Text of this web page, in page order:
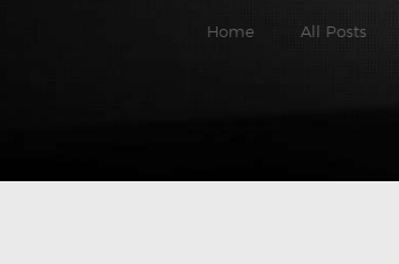
Home All Posts